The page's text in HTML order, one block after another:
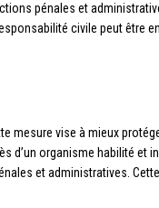
pénales et
civile peut être
mesure vise à mieux
d’un organisme habilité et
et administratives.